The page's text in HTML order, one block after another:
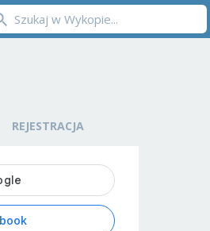
REJESTRACJA